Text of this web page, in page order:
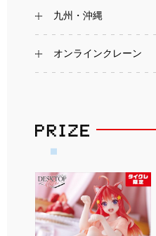
九州・沖縄
オンラインクレーン